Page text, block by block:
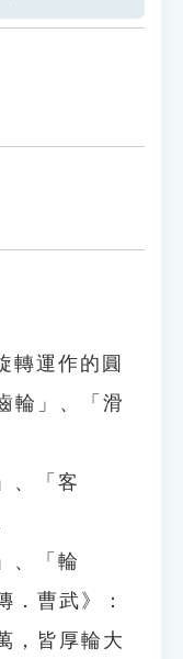
轉運作的圓
輪」、「滑
、「客
、「輪
．曹武》：
，皆厚輪大